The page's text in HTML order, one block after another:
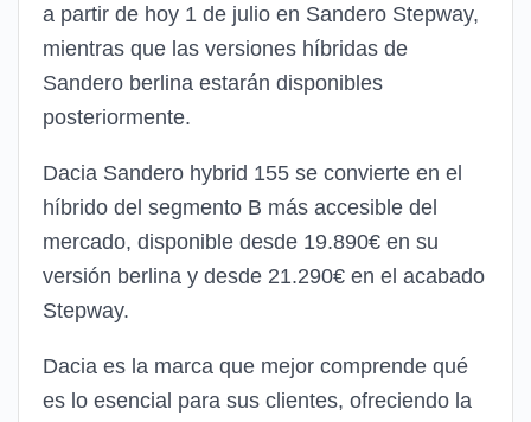
a partir de hoy 1 de julio en Sandero Stepway,
mientras que las versiones híbridas de
Sandero berlina estarán disponibles
posteriormente.
Dacia Sandero hybrid 155 se convierte en el
híbrido del segmento B más accesible del
mercado, disponible desde 19.890€ en su
versión berlina y desde 21.290€ en el acabado
Stepway.
Dacia es la marca que mejor comprende qué
es lo esencial para sus clientes, ofreciendo la